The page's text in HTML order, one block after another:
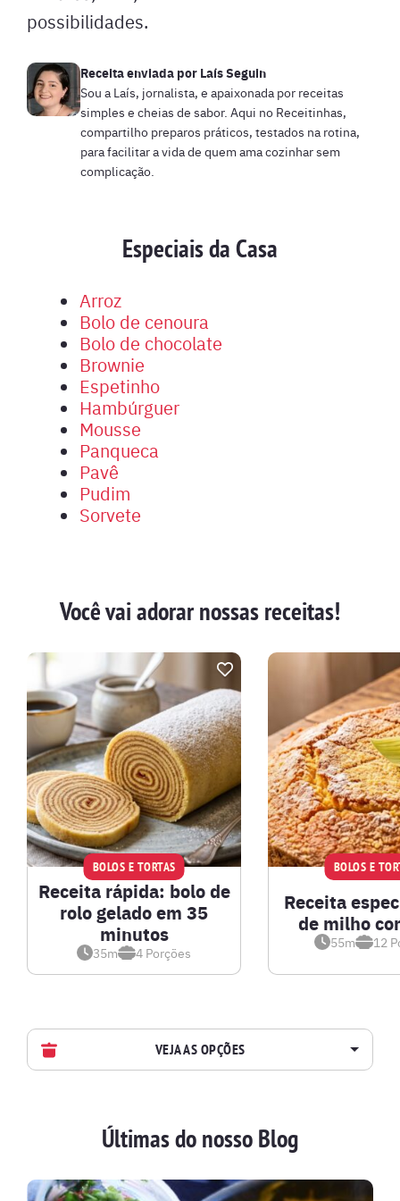
possibilidades.
Receita enviada por Laís Seguin
Sou a Laís, jornalista, e apaixonada por receitas
simples e cheias de sabor. Aqui no Receitinhas,
compartilho preparos práticos, testados na rotina,
para facilitar a vida de quem ama cozinhar sem
complicação.
Especiais da Casa
Arroz
Bolo de cenoura
Bolo de chocolate
Brownie
Espetinho
Hambúrguer
Mousse
Panqueca
Pavê
Pudim
Sorvete
Você vai adorar nossas receitas!
BOLOS E TORTAS
Receita rápida: bolo de
rolo gelado em 35
minutos
35m 4 Porções
BOLOS E
Receita
de milho
55m 12
VEJA AS OPÇÕES
BATIDAS
Últimas do nosso Blog